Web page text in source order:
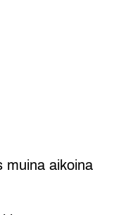
muina aikoina